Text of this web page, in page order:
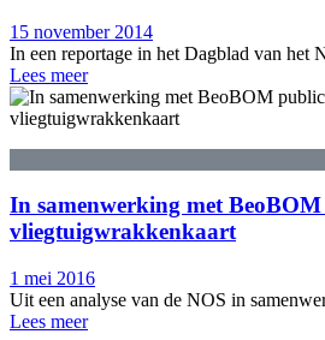
15 november 2014
In een reportage in het Dagblad van het
Lees meer
In samenwerking met
vliegtuigwrakkenkaart
1 mei 2016
Uit een analyse van de NOS in
Lees meer